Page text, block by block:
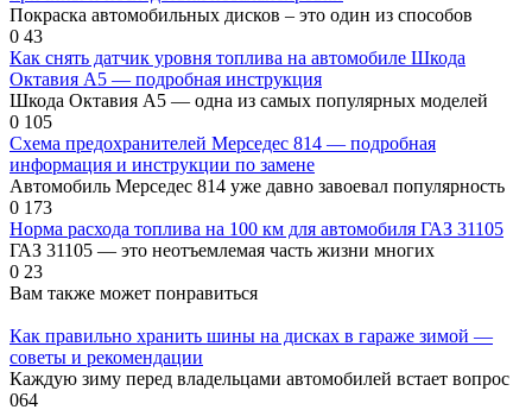
Покраска автомобильных дисков – это один из способов
0 43
Как снять датчик уровня топлива на автомобиле Шкода
Октавия А5 — подробная инструкция
Шкода Октавия А5 — одна из самых популярных моделей
0 105
Схема предохранителей Мерседес 814 — подробная
информация и инструкции по замене
Автомобиль Мерседес 814 уже давно завоевал популярность
0 173
Норма расхода топлива на 100 км для автомобиля ГАЗ 31105
ГАЗ 31105 — это неотъемлемая часть жизни многих
0 23
Вам также может понравиться
Как правильно хранить шины на дисках в гараже зимой —
советы и рекомендации
Каждую зиму перед владельцами автомобилей встает вопрос
064